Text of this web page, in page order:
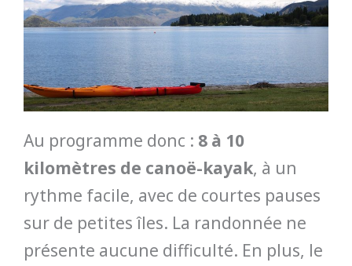
Au programme donc : 8 à 10
kilomètres de canoë-kayak, à un
rythme facile, avec de courtes pauses
sur de petites îles. La randonnée ne
présente aucune difficulté. En plus, le